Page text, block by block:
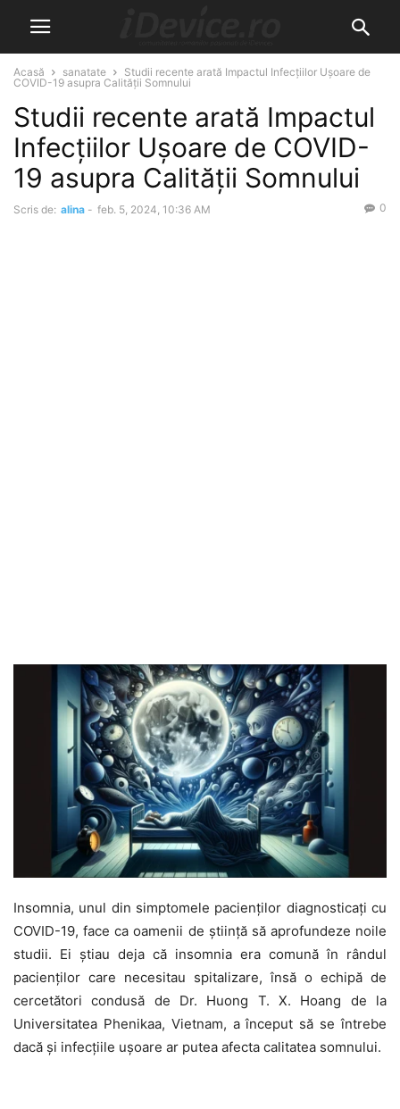
Acasă sanatate
Studii recente arată Impactul Infecțiilor Ușoare de
COVID-19 asupra Calității Somnului
Studii recente arată Impactul
Infecțiilor Ușoare de COVID-
19 asupra Calității Somnului
Scris de: alina - feb. 5, 2024, 10:36 AM 0
Insomnia, unul din simptomele pacienților diagnosticați cu
COVID-19, face ca oamenii de știință să aprofundeze noile
studii. Ei știau deja că insomnia era comună în rândul
pacienților care necesitau spitalizare, însă o echipă de
cercetători condusă de Dr. Huong T. X. Hoang de la
Universitatea Phenikaa, Vietnam, a început să se întrebe
dacă și infecțiile ușoare ar putea afecta calitatea somnului.